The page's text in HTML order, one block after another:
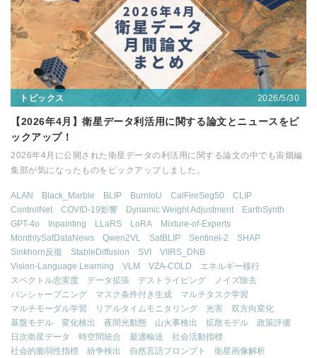
トピックス 2026/5/30
【2026年4月】衛星データ利活用に関する論文とニュースをピ
ックアップ！
2026年4月に公開された衛星データの利活用に関する論文の中でも宙畑編
集部が気になったものをピックアップしました。
ALAN Black_Marble BLIP BurnIoU CalFireSeg50
CLIP
ControlNet
COVID-19影響 Dynamic Weight Adjustment
EarthSynth
GPT-4o
Inpainting LLaRS LoRA
Mixture-of-Experts
MonthlySatDataNews
Qwen2VL SatBLIP Sentinel-2
SHAP
Sinkhorn反復
StableDiffusion SVI
VIIRS_DNB
Vision-Language Learning
VLM VZA-COLD
エネルギー移行
スペクトル忠実度
データ拡張 デストライピング
ノイズ除去
パンシャープニング
マスク条件付き生成
マルチタスク学習
マルチモーダル学習
リアルタイムモニタリング 光害
双方向変化
基盤モデル
変化検出 夜間光動態 山火事検出 拡散モデル
政策評価
日次衛星データ
時空間統合 最適輸送
社会活動指標
社会的脆弱性指標
紛争検出 自然言語プロンプト
衛星画像解析